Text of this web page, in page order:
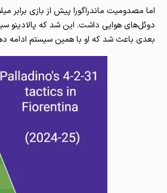
اما مصدومیت ماندراگورا پیش از بازی برابر
بعدی باعث شد که او با همین سیستم ادامه